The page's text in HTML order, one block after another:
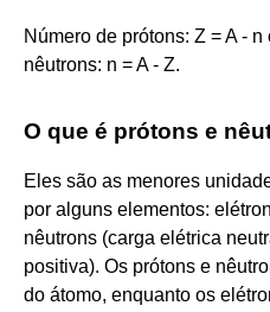
Número de prótons: Z = A -
nêutrons: n = A - Z.
O que é prótons e
Eles são as menores
por alguns elementos:
nêutrons (carga elétrica
positiva). Os prótons e
do átomo, enquanto os